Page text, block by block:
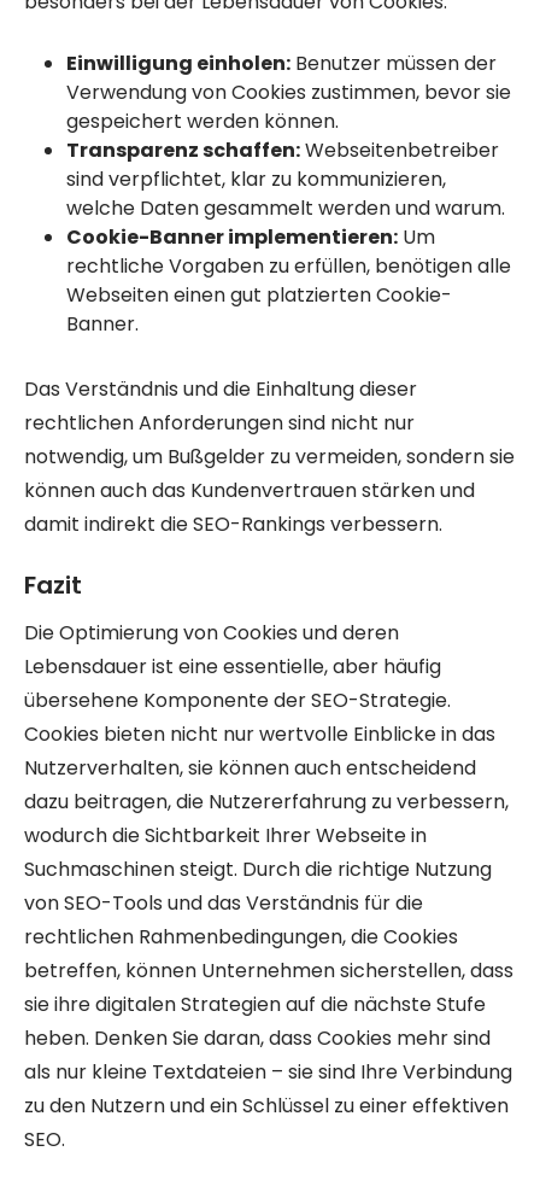
Einwilligung einholen: Benutzer müssen der
Verwendung von Cookies zustimmen, bevor sie
gespeichert werden können.
Transparenz schaffen:Webseitenbetreiber
sind verpflichtet, klar zu kommunizieren,
welche Daten gesammelt werden und warum.
Cookie-Banner implementieren: Um
rechtliche Vorgaben zu erfüllen, benötigen alle
Webseiten einen gut platzierten Cookie-
Banner.
Das Verständnis und die Einhaltung dieser
rechtlichen Anforderungen sind nicht nur
notwendig, um Bußgelder zu vermeiden, sondern sie
können auch das Kundenvertrauen stärken und
damit indirekt die SEO-Rankings verbessern.
Fazit
Die Optimierung von Cookies und deren
Lebensdauer ist eine essentielle, aber häufig
übersehene Komponente der SEO-Strategie.
Cookies bieten nicht nur wertvolle Einblicke in das
Nutzerverhalten, sie können auch entscheidend
dazu beitragen, die Nutzererfahrung zu verbessern,
wodurch die Sichtbarkeit Ihrer Webseite in
Suchmaschinen steigt. Durch die richtige Nutzung
von SEO-Tools und das Verständnis für die
rechtlichen Rahmenbedingungen, die Cookies
betreffen, können Unternehmen sicherstellen, dass
sie ihre digitalen Strategien auf die nächste Stufe
heben. Denken Sie daran, dass Cookies mehr sind
als nur kleine Textdateien – sie sind Ihre Verbindung
zu den Nutzern und ein Schlüssel zu einer effektiven
SEO.